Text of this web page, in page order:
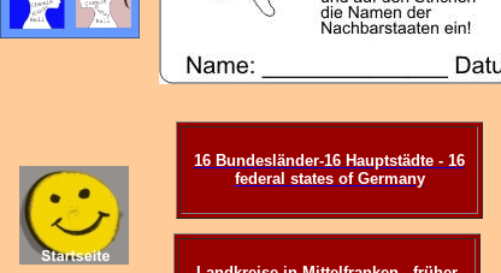
16 Bundesländer-16 Hauptstädte - 16
federal states of Germany